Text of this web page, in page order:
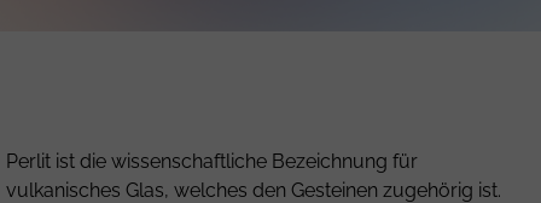
Perlit ist die wissenschaftliche Bezeichnung für
vulkanisches Glas, welches den Gesteinen zugehörig ist.